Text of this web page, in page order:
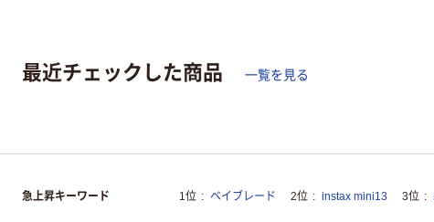
最近チェックした商品 一覧を見る
急上昇キーワード 1位 ベイブレード 2位 instax mini13 3位